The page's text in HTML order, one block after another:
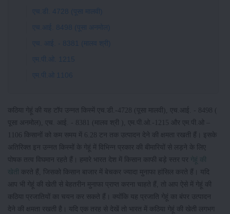
एच.डी. 4728 (पूसा मालवी)
एच.आई. 8498 (पूसा अनमोल)
एच. आई. - 8381 (मालव श्री)
एम.पी.ओ. 1215
एम.पी.ओ 1106
कठिया गेहूं की यह टॉप उन्नत किस्में एच.डी.-4728 (पूसा मालवी), एच.आई. - 8498 (
पूसा अनमोल), एच. आई. - 8381 (मालव श्री ), एम.पी.ओ.-1215 और एम.पी.ओ –
1106 किसानों को कम समय में 6.28 टन तक उत्पादन देने की क्षमता रखती हैं। इसके
अतिरिक्त इन उन्नत किस्मों के गेहूं में विभिन्न प्रकार की बीमारियों से लड़ने के लिए
पोषक तत्व विघमान रहते हैं। हमारे भारत देश में किसान काफी बड़े स्तर पर गेहूं की
खेती
करते हैं, जिसको किसान बाजार में बेचकर ज्यादा मुनाफा हांसिल करते हैं। यदि
आप भी गेहूं की खेती से बेहतरीन मुनाफा प्राप्त करना चाहते हैं, तो आप ऐसे में गेहूं की
कठिया प्रजातियों का चयन कर सकते हैं। क्योंकि यह प्रजाति गेहूं का बंपर उत्पादन
देने की क्षमता रखती है। यदि एक तरह से देखें तो भारत में कठिया गेहूं की खेती लगभग